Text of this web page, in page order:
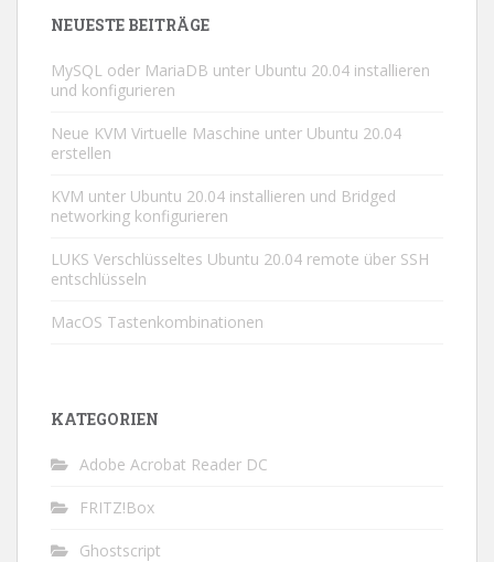
NEUESTE BEITRÄGE
MySQL oder MariaDB unter Ubuntu 20.04 installieren
und konfigurieren
Neue KVM Virtuelle Maschine unter Ubuntu 20.04
erstellen
KVM unter Ubuntu 20.04 installieren und Bridged
networking konfigurieren
LUKS Verschlüsseltes Ubuntu 20.04 remote über SSH
entschlüsseln
MacOS Tastenkombinationen
KATEGORIEN
Adobe Acrobat Reader DC
FRITZ!Box
Ghostscript